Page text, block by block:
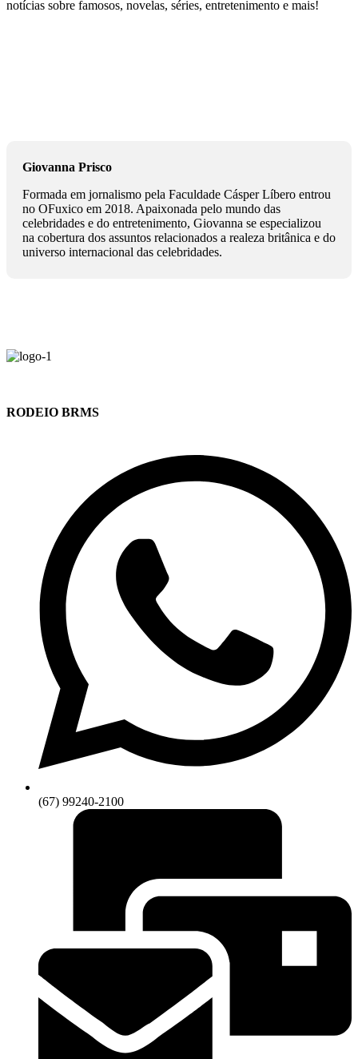
notícias sobre famosos, novelas, séries, entretenimento e mais!
Giovanna Prisco
Formada em jornalismo pela Faculdade Cásper Líbero entrou
no OFuxico em 2018. Apaixonada pelo mundo das
celebridades e do entretenimento, Giovanna se especializou
na cobertura dos assuntos relacionados a realeza britânica e do
universo internacional das celebridades.
RODEIO BRMS
(67) 99240-2100